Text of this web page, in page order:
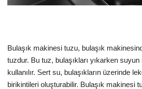
Bulaşık makinesi tuzu, bulaşık
tuzdur. Bu tuz, bulaşıkları yıkarken
kullanılır. Sert su, bulaşıkların üzerinde
birikintileri oluşturabilir. Bulaşık makinesi